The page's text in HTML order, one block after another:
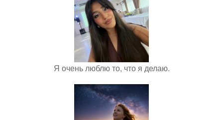
Я очень люблю то, что я делаю.